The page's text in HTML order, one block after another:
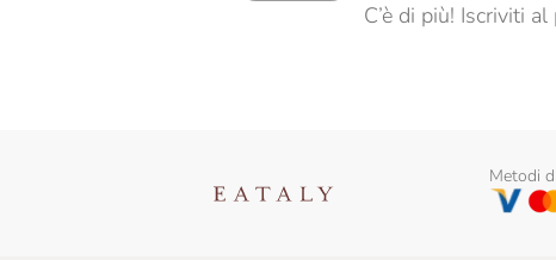
C’è di più! Iscriviti
Metodi